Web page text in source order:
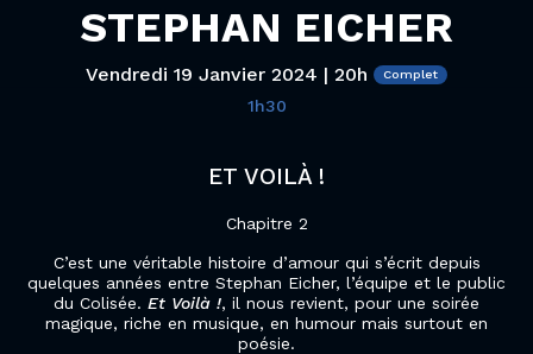
STEPHAN EICHER
Vendredi 19 Janvier 2024 | 20h
1h30
ET VOILÀ !
Chapitre 2
C’est une véritable histoire d’amour qui s’écrit depuis
quelques années entre Stephan Eicher, l’équipe et le public
du Colisée. Et Voilà !, il nous revient, pour une soirée
magique, riche en musique, en humour mais surtout en
poésie.